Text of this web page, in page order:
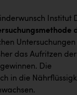
Institut
das Aufritzen der
Die
in die